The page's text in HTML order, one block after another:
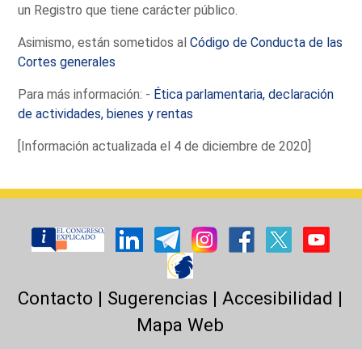
un Registro que tiene carácter público.
Asimismo, están sometidos alCódigo de Conducta de las
Cortes generales
Para más información: - Ética parlamentaria, declaración
de actividades, bienes y rentas
[Información actualizada el 4 de diciembre de 2020]
Contacto | Sugerencias |Accesibilidad |
Mapa Web